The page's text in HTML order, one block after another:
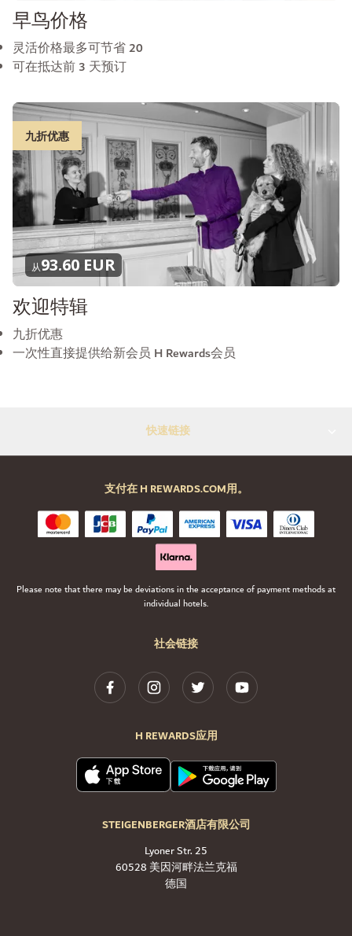
早鸟价格
灵活价格最多可节省 20
可在抵达前 3 天预订
九折优惠
从93.60 EUR
欢迎特辑
九折优惠
一次性直接提供给新会员 H Rewards会员
快速链接
社会链接
H REWARDS应用
STEIGENBERGER酒店有限公司
Lyoner Str. 25
60528 美因河畔法兰克福
德国
支付在 H REWARDS.COM用。
Please note that there may be deviations in the acceptance of payment methods at
individual hotels.